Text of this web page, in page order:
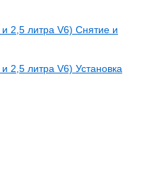
2,5 литра V6) Снятие и
2,5 литра V6) Установка